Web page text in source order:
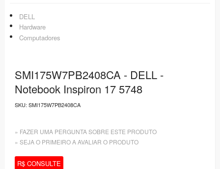
DELL
Hardware
Computadores
SMI175W7PB2408CA - DELL -
Notebook Inspiron 17 5748
SKU: SMI175W7PB2408CA
» FAZER UMA PERGUNTA SOBRE ESTE PRODUTO
» SEJA O PRIMEIRO A AVALIAR O PRODUTO
R$ CONSULTE